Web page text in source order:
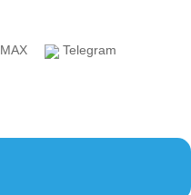
MAX Telegram